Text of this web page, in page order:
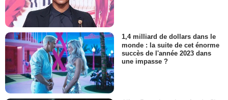
1,4 milliard de dollars dans le
monde : la suite de cet énorme
succès de l'année 2023 dans
une impasse ?